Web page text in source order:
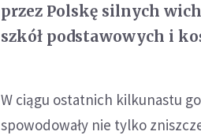
przez Polskę silnych
szkół podstawowych i
W ciągu ostatnich kilkunastu
spowodowały nie tylko